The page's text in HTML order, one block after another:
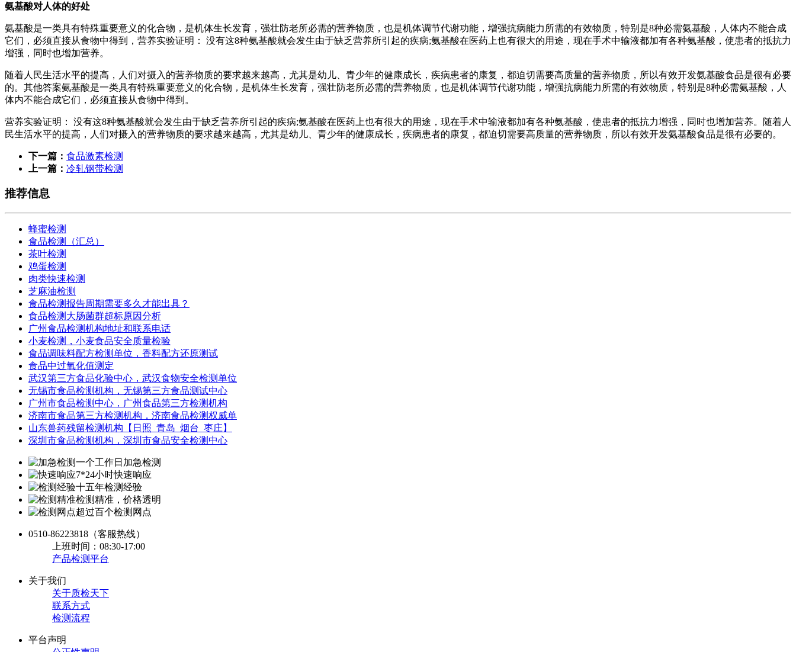
氨基酸对人体的好处
氨基酸是一类具有特殊重要意义的化合物，是机体生长发育，强壮防老所必需的营养物质，也是机体调节代谢功能，增强抗病能力所需的有效物质，特别是8种必需氨基酸，人体内不能合成
它们，必须直接从食物中得到，营养实验证明： 没有这8种氨基酸就会发生由于缺乏营养所引起的疾病;氨基酸在医药上也有很大的用途，现在手术中输液都加有各种氨基酸，使患者的抵抗力
增强，同时也增加营养。
随着人民生活水平的提高，人们对摄入的营养物质的要求越来越高，尤其是幼儿、青少年的健康成长，疾病患者的康复，都迫切需要高质量的营养物质，所以有效开发氨基酸食品是很有必要
的。其他答案氨基酸是一类具有特殊重要意义的化合物，是机体生长发育，强壮防老所必需的营养物质，也是机体调节代谢功能，增强抗病能力所需的有效物质，特别是8种必需氨基酸，人
体内不能合成它们，必须直接从食物中得到。
营养实验证明： 没有这8种氨基酸就会发生由于缺乏营养所引起的疾病;氨基酸在医药上也有很大的用途，现在手术中输液都加有各种氨基酸，使患者的抵抗力增强，同时也增加营养。随着人
民生活水平的提高，人们对摄入的营养物质的要求越来越高，尤其是幼儿、青少年的健康成长，疾病患者的康复，都迫切需要高质量的营养物质，所以有效开发氨基酸食品是很有必要的。
下一篇： 食品激素检测
上一篇： 冷轧钢带检测
推荐信息
蜂蜜检测
食品检测（汇总）
茶叶检测
鸡蛋检测
肉类快速检测
芝麻油检测
食品检测报告周期需要多久才能出具？
食品检测大肠菌群超标原因分析
广州食品检测机构地址和联系电话
小麦检测，小麦食品安全质量检验
食品调味料配方检测单位，香料配方还原测试
食品中过氧化值测定
武汉第三方食品化验中心，武汉食物安全检测单位
无锡市食品检测机构，无锡第三方食品测试中心
广州市食品检测中心，广州食品第三方检测机构
济南市食品第三方检测机构，济南食品检测权威单
山东兽药残留检测机构【日照_青岛_烟台_枣庄】
深圳市食品检测机构，深圳市食品安全检测中心
一个工作日加急检测
7*24小时快速响应
十五年检测经验
检测精准，价格透明
超过百个检测网点
0510-86223818 （客服热线）
上班时间：08:30-17:00
产品检测平台
关于我们
关于质检天下
联系方式
检测流程
平台声明